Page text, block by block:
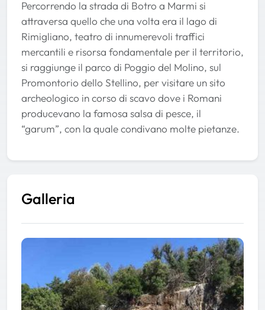
Percorrendo la strada di Botro a Marmi si
attraversa quello che una volta era il lago di
Rimigliano, teatro di innumerevoli traffici
mercantili e risorsa fondamentale per il territorio,
si raggiunge il parco di Poggio del Molino, sul
Promontorio dello Stellino, per visitare un sito
archeologico in corso di scavo dove i Romani
producevano la famosa salsa di pesce, il
“garum”, con la quale condivano molte pietanze.
Galleria